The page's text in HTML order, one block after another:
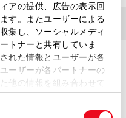
アの提供、広告の表示回
す。またユーザーによる
集し、ソーシャルメディ
トナーと共有していま
れた情報とユーザーが各
ーザーが各パートナーの
他の情報を組み合わせて
サイトの使用を続行する